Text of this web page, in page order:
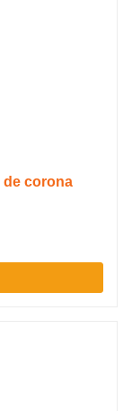
de corona